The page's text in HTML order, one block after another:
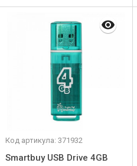
Код артикула: 371932
Smartbuy USB Drive 4GB